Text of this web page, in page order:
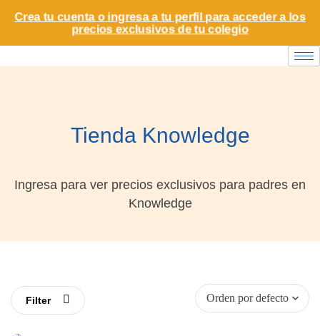
Crea tu cuenta o ingresa a tu perfil para acceder a los
precios exclusivos de tu colegio
Tienda Knowledge
Ingresa para ver precios exclusivos para padres en
Knowledge
Filter